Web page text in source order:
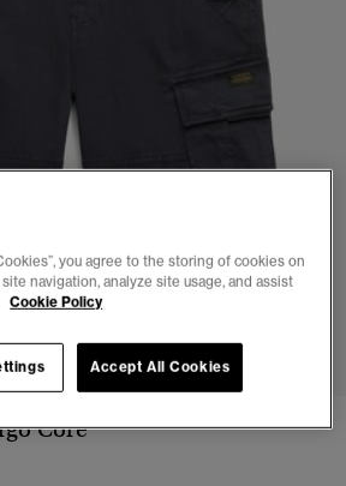
Core
you agree to the storing of cookies on
navigation, analyze site usage, and assist
Cookie Policy
Accept All Cookies